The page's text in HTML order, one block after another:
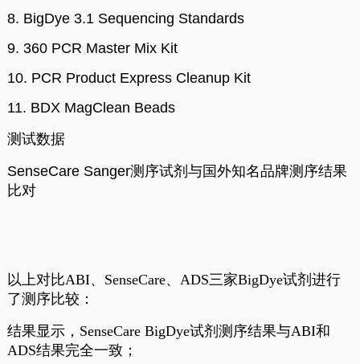
8. BigDye 3.1 Sequencing Standards
9. 360 PCR Master Mix Kit
10. PCR Product Express Cleanup Kit
11. BDX MagClean Beads
测试数据
SenseCare Sanger测序试剂与国外知名品牌测序结果
比对
以上对比ABI、SenseCare、ADS三家BigDye试剂进行
了测序比较：
结果显示， SenseCare BigDye试剂测序结果与ABI和
ADS结果完全一致；